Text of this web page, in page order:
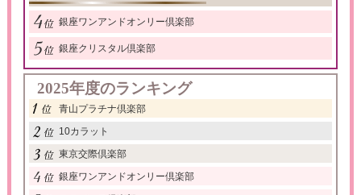
銀座ワンアンドオンリー倶楽部
銀座クリスタル倶楽部
2025年度のランキング
青山プラチナ倶楽部
10カラット
東京交際倶楽部
銀座ワンアンドオンリー倶楽部